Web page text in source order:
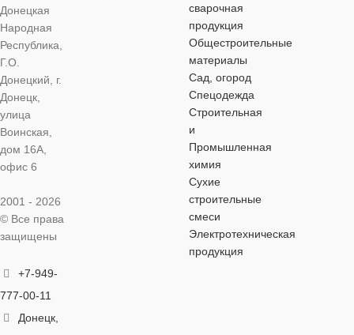
МАТЕРИАЛ
латунь
ДИАМЕТР
КАРТРИДЖА
ПОКРЫТИЕ
ТИП УСТАНОВКИ
силумин
ВЫСОТА СМЕСИТЕЛЯ
170 мм
МАТЕРИАЛ
цинковый сплав
МАТЕРИАЛ КОРПУСА
латунь
ДИАМЕТР КАРТРИДЖА
Донецкая
Народная
Республика,
Г.О.
Донецкий, г.
Донецк,
улица
Воинская,
дом 16А,
офис 6
2001 - 2026
© Все права
защищены
+7-949-
777-00-11
Донецк,
сварочная
продукция
Общестроительные
материалы
Сад, огород
Спецодежда
Строительная
и
Промышленная
химия
Сухие
строительные
смеси
Электротехническая
продукция